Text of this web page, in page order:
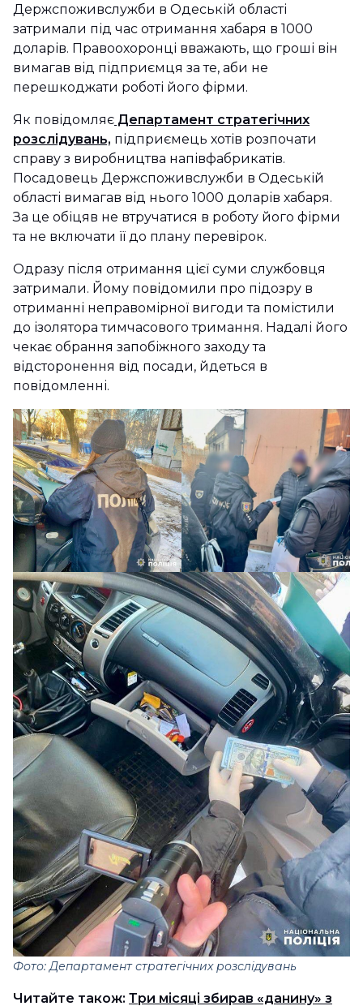
Держспоживслужби в Одеській області
затримали під час отримання хабаря в 1000
доларів. Правоохоронці вважають, що гроші він
вимагав від підприємця за те, аби не
перешкоджати роботі його фірми.
Як повідомляє Департамент стратегічних
розслідувань, підприємець хотів розпочати
справу з виробництва напівфабрикатів.
Посадовець Держспоживслужби в Одеській
області вимагав від нього 1000 доларів хабаря.
За це обіцяв не втручатися в роботу його фірми
та не включати її до плану перевірок.
Одразу після отримання цієї суми службовця
затримали. Йому повідомили про підозру в
отриманні неправомірної вигоди та помістили
до ізолятора тимчасового тримання. Надалі його
чекає обрання запобіжного заходу та
відсторонення від посади, йдеться в
повідомленні.
Фото: Департамент стратегічних розслідувань
Читайте також: Три місяці збирав «данину» з